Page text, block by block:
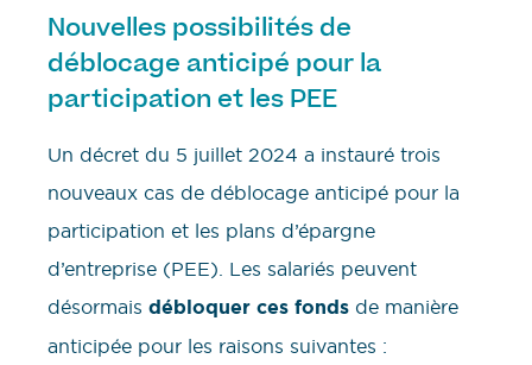
Nouvelles possibilités de
déblocage anticipé pour la
participation et les PEE
Un décret du 5 juillet 2024 a instauré trois
nouveaux cas de déblocage anticipé pour la
participation et les plans d’épargne
d’entreprise (PEE). Les salariés peuvent
désormais débloquer ces fonds de manière
anticipée pour les raisons suivantes :